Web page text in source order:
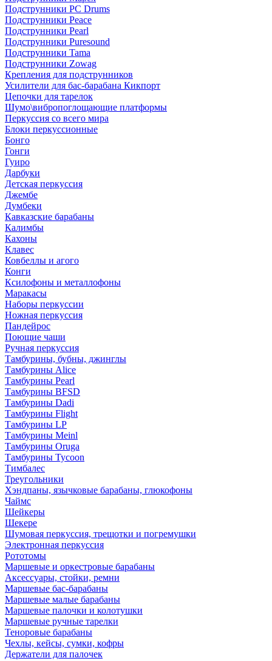
Подструнники PC Drums
Подструнники Peace
Подструнники Pearl
Подструнники Puresound
Подструнники Tama
Подструнники Zowag
Крепления для подструнников
Усилители для бас-барабана Кикпорт
Цепочки для тарелок
Шумо\вибропоглощающие платформы
Перкуссия со всего мира
Блоки перкуссионные
Бонго
Гонги
Гуиро
Дарбуки
Детская перкуссия
Джембе
Думбеки
Кавказские барабаны
Калимбы
Кахоны
Клавес
Ковбеллы и агого
Конги
Ксилофоны и металлофоны
Маракасы
Наборы перкуссии
Ножная перкуссия
Пандейрос
Поющие чаши
Ручная перкуссия
Тамбурины, бубны, джинглы
Тамбурины Alice
Тамбурины Pearl
Тамбурины BFSD
Тамбурины Dadi
Тамбурины Flight
Тамбурины LP
Тамбурины Meinl
Тамбурины Oruga
Тамбурины Tycoon
Тимбалес
Треугольники
Хэндпаны, язычковые барабаны, глюкофоны
Чаймс
Шейкеры
Шекере
Шумовая перкуссия, трещотки и погремушки
Электронная перкуссия
Рототомы
Маршевые и оркестровые барабаны
Аксессуары, стойки, ремни
Маршевые бас-барабаны
Маршевые малые барабаны
Маршевые палочки и колотушки
Маршевые ручные тарелки
Теноровые барабаны
Чехлы, кейсы, сумки, кофры
Держатели для палочек